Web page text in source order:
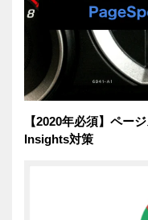
【2020年必須】ペー
Insights対策